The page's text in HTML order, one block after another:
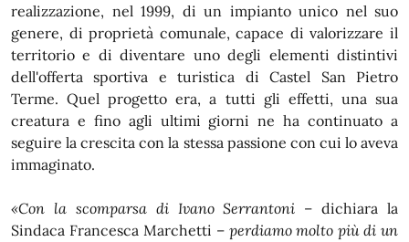
realizzazione, nel 1999, di un impianto unico nel suo
genere, di proprietà comunale, capace di valorizzare il
territorio e di diventare uno degli elementi distintivi
dell'offerta sportiva e turistica di Castel San Pietro
Terme. Quel progetto era, a tutti gli effetti, una sua
creatura e fino agli ultimi giorni ne ha continuato a
seguire la crescita con la stessa passione con cui lo aveva
immaginato.
«Con la scomparsa di Ivano Serrantoni – dichiara la
Sindaca Francesca Marchetti – perdiamo molto più di un